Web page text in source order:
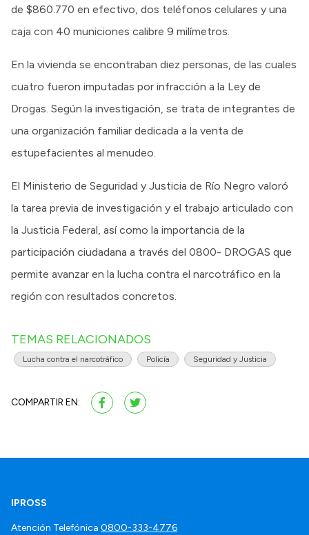
de $860.770 en efectivo, dos teléfonos celulares y una
caja con 40 municiones calibre 9 milímetros.
En la vivienda se encontraban diez personas, de las cuales
cuatro fueron imputadas por infracción a la Ley de
Drogas. Según la investigación, se trata de integrantes de
una organización familiar dedicada a la venta de
estupefacientes al menudeo.
El Ministerio de Seguridad y Justicia de Río Negro valoró
la tarea previa de investigación y el trabajo articulado con
la Justicia Federal, así como la importancia de la
participación ciudadana a través del 0800- DROGAS que
permite avanzar en la lucha contra el narcotráfico en la
región con resultados concretos.
TEMAS RELACIONADOS
Lucha contra el narcotráfico Policía Seguridad y Justicia
COMPARTIR EN:
IPROSS
Atención Telefónica 0800-333-4776